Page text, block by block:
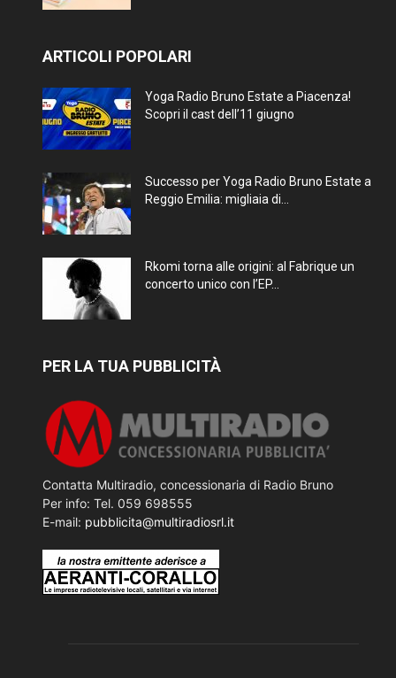
ARTICOLI POPOLARI
Yoga Radio Bruno Estate a Piacenza!
Scopri il cast dell’11 giugno
Successo per Yoga Radio Bruno Estate a
Reggio Emilia: migliaia di...
Rkomi torna alle origini: al Fabrique un
concerto unico con l’EP...
PER LA TUA PUBBLICITÀ
Contatta Multiradio, concessionaria di Radio Bruno
Per info: Tel. 059 698555
E-mail: pubblicita@multiradiosrl.it